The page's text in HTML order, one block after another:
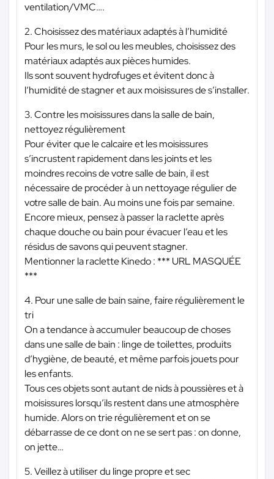
ventilation/VMC….
2. Choisissez des matériaux adaptés à l’humidité
Pour les murs, le sol ou les meubles, choisissez des
matériaux adaptés aux pièces humides.
Ils sont souvent hydrofuges et évitent donc à
l’humidité de stagner et aux moisissures de s’installer.
3. Contre les moisissures dans la salle de bain,
nettoyez régulièrement
Pour éviter que le calcaire et les moisissures
s’incrustent rapidement dans les joints et les
moindres recoins de votre salle de bain, il est
nécessaire de procéder à un nettoyage régulier de
votre salle de bain. Au moins une fois par semaine.
Encore mieux, pensez à passer la raclette après
chaque douche ou bain pour évacuer l’eau et les
résidus de savons qui peuvent stagner.
Mentionner la raclette Kinedo : *** URL MASQUÉE
***
4. Pour une salle de bain saine, faire régulièrement le
tri
On a tendance à accumuler beaucoup de choses
dans une salle de bain : linge de toilettes, produits
d’hygiène, de beauté, et même parfois jouets pour
les enfants.
Tous ces objets sont autant de nids à poussières et à
moisissures lorsqu’ils restent dans une atmosphère
humide. Alors on trie régulièrement et on se
débarrasse de ce dont on ne se sert pas : on donne,
on jette…
5. Veillez à utiliser du linge propre et sec